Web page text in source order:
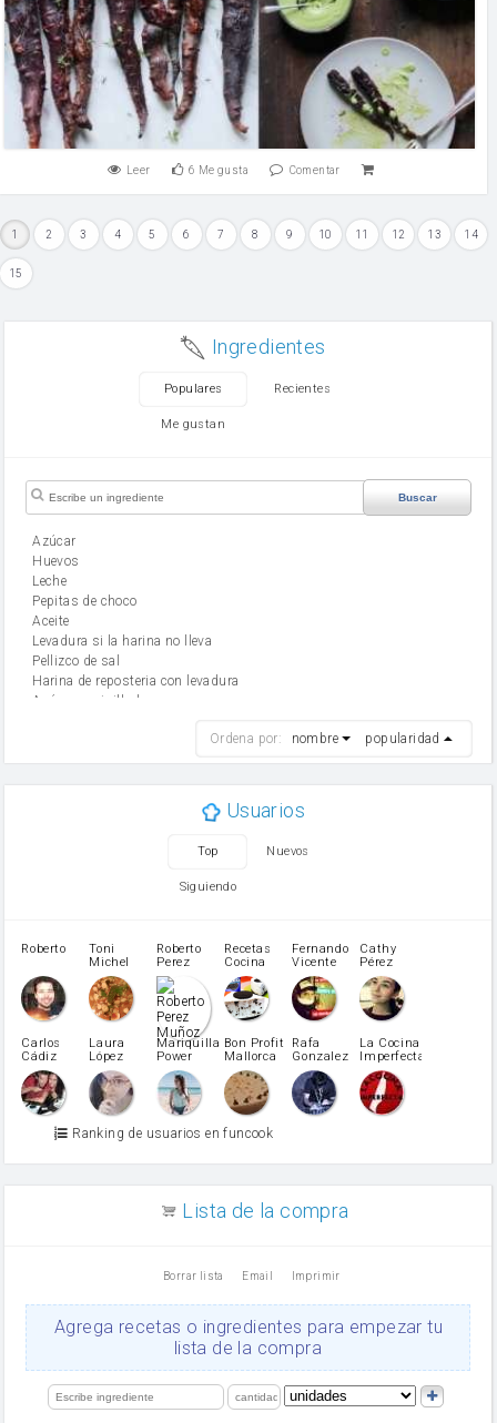
Leer 6 Me gusta Comentar
1 2 3 4 5 6 7 8 9 10 11 12 13 14
15
Ingredientes
Populares Recientes
Me gustan
Buscar
Azúcar
huevos
leche
Pepitas de choco
aceite
Levadura si la harina no lleva
Pellizco de sal
Harina de reposteria con levadura
Azúcar avainillado
mantequilla
Harina para bizcocho
patatas
pimiento rojo
Pimentón
pimiento verde
miel
vino blanco
Azúcar glass
Azúcar moreno
Zumo de limón
arroz
Ajos
salsa de soja
limón
Ordena por: nombre popularidad
Usuarios
Top Nuevos
Siguiendo
Roberto
Toni
Michel
Caubet
Roberto
Perez
Muñoz
Recetas
Cocina
Fernando
Vicente
Cathy
Pérez
Carlos
Cádiz
Laura
López
Martínez
Mariquilla
Power
Bon Profit
Mallorca
Rafa
Gonzalez
La Cocina
Imperfecta
Ranking de usuarios en funcook
Lista de la compra
Borrar lista Email Imprimir
Agrega recetas o ingredientes para empezar tu
lista de la compra